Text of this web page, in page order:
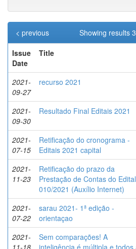
Showing results
< previous
Issue
Date
Title
2021-
09-27
recurso 2021
2021-
09-30
Resultado Final Editais 2021
2021-
07-15
Retificação do cronograma -
Editais 2021 capital
2021-
11-23
Retificação do prazo da
Prestação de Contas do Edital
010/2021 (Auxílio Internet)
2021-
07-22
sarau 2021- 1ª edição -
orientaçao
2021-
11-18
Sem comparações! A
inteligência é múltipla e todos